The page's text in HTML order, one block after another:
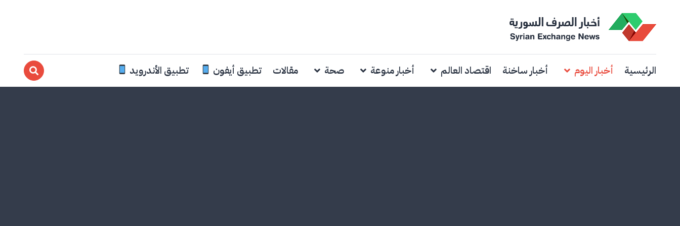
الرئيسية أخبار اليوم أخبار ساخنة اقتصاد العالم أخبار منوعة صحة مقالات تطبيق أيفون تطبيق الأندرويد